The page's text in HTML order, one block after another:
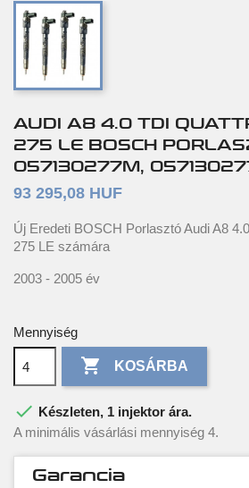
AUDI A8 4.0 TDI
275 LE BOSCH
057130277M,
93 295,08 HUF
Új Eredeti BOSCH Porlasztó Audi A8
275 LE számára
2003 - 2005 év
Mennyiség
 KOSÁRBA
 Készleten, 1 injektor ára.
A minimális vásárlási mennyiség 4.
Garancia